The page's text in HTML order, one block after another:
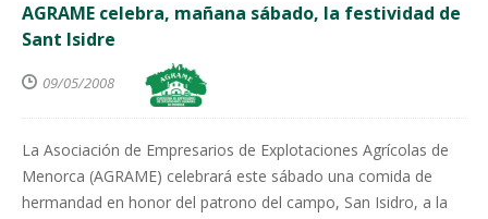
AGRAME celebra, mañana sábado, la festividad de
Sant Isidre
09/05/2008
La Asociación de Empresarios de Explotaciones Agrícolas de
Menorca (AGRAME) celebrará este sábado una comida de
hermandad en honor del patrono del campo, San Isidro, a la